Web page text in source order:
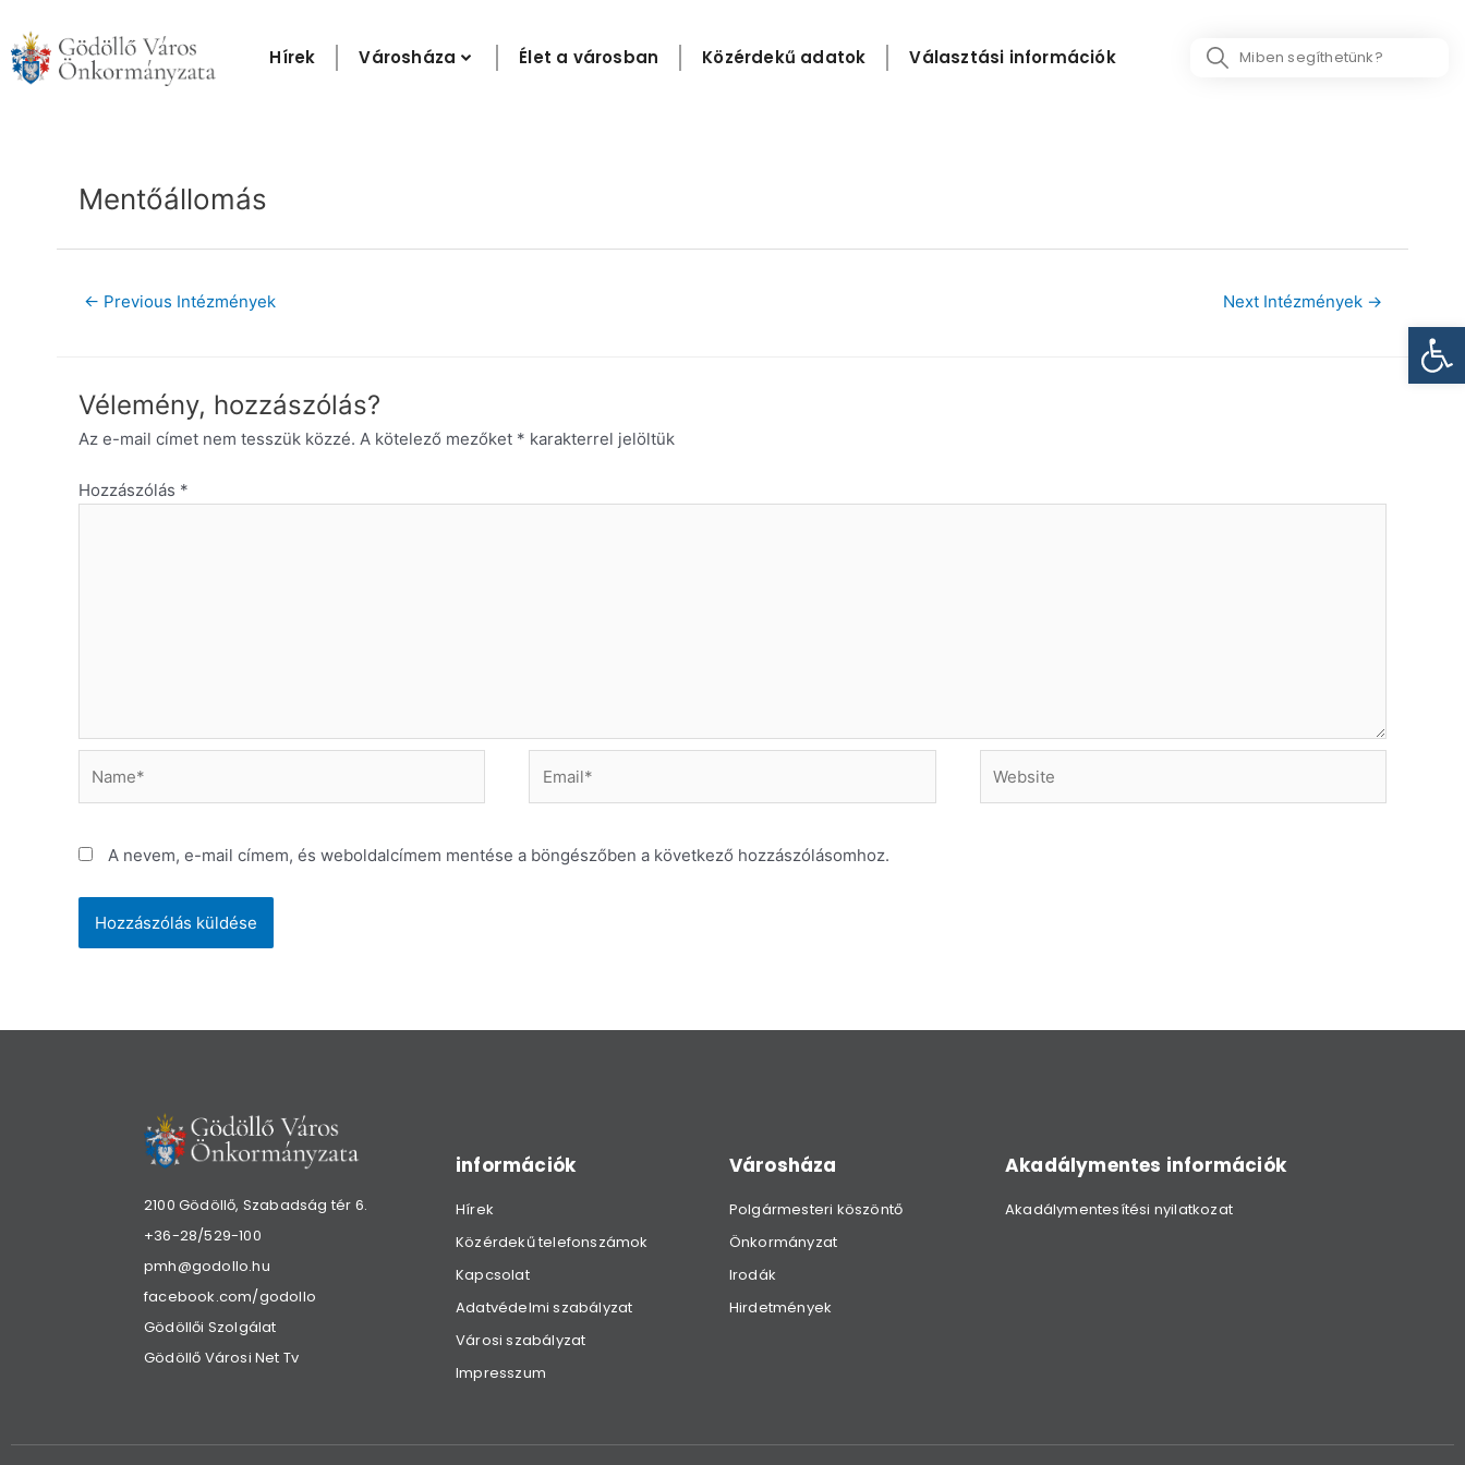
content
Hírek Városháza Élet a városban Közérdekű adatok Választási információk
Search
Mentőállomás
← Previous Intézmények Next Intézmények →
Vélemény, hozzászólás?
Az e-mail címet nem tesszük közzé. A kötelező mezőket * karakterrel jelöltük
Hozzászólás *
A nevem, e-mail címem, és weboldalcímem mentése a böngészőben a következő hozzászólásomhoz.
2100 Gödöllő, Szabadság tér 6.
+36-28/529-100
pmh@godollo.hu
facebook.com/godollo
Gödöllői Szolgálat
Gödöllő Városi Net Tv
információk
Hírek
Közérdekű telefonszámok
Kapcsolat
Adatvédelmi szabályzat
Városi szabályzat
Impresszum
Városháza
Polgármesteri köszöntő
Önkormányzat
Irodák
Hirdetmények
Akadálymentes információk
Akadálymentesítési nyilatkozat